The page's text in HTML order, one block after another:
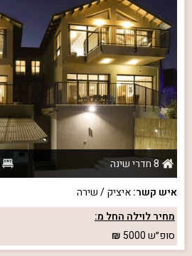
8 חדרי שינה
איש קשר:איציק / שירה
מחיר לוילה החל מ:
סופ״ש5000